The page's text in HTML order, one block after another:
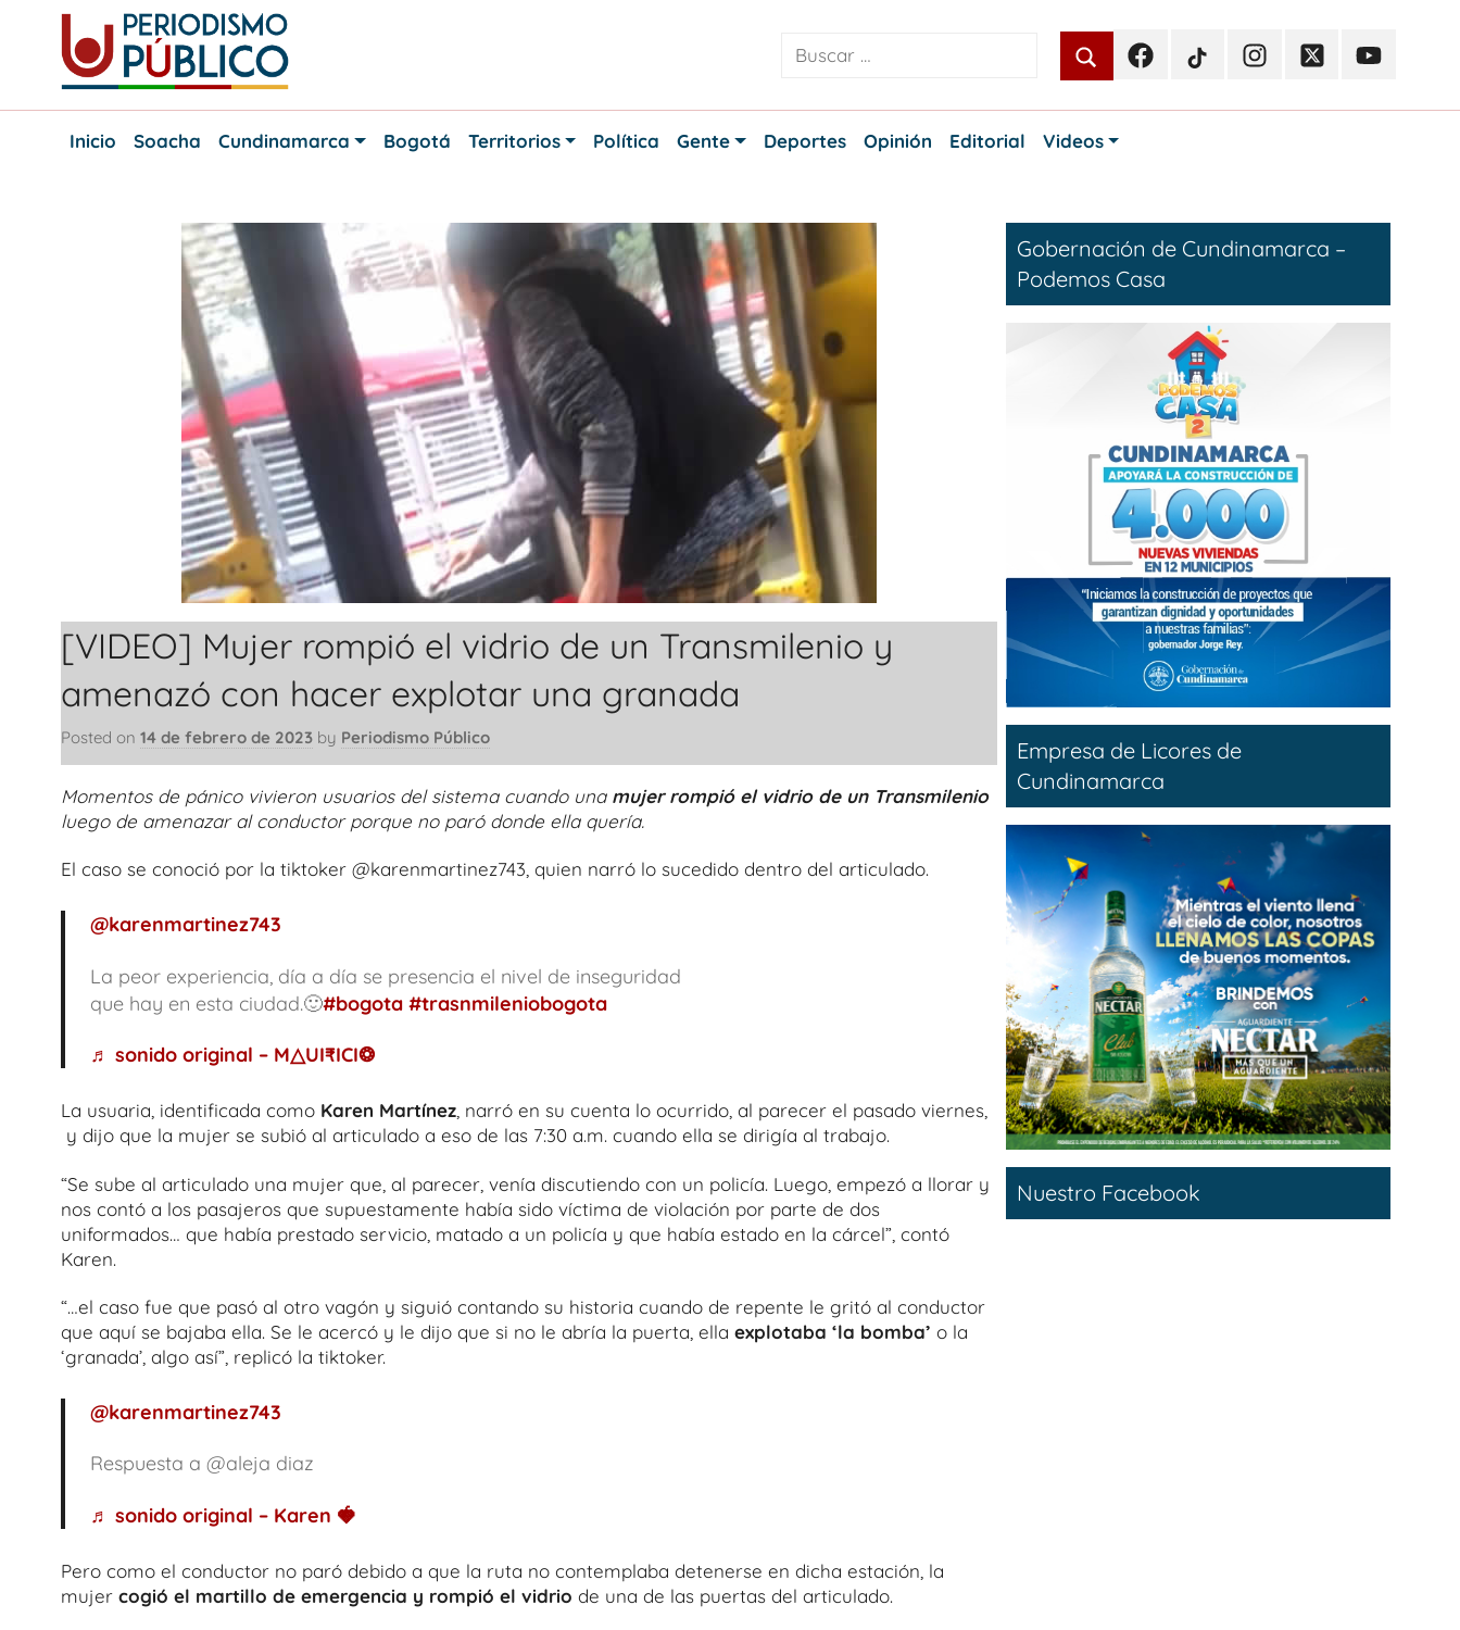
content
Periodismo
Noticias
FacebookTikTokInstagramTwitterYoutube
Inicio
Soacha Cundinamarca Bogotá Territorios Política Gente Deportes Opinión Editorial Videos
[VIDEO] Mujer rompió el vidrio de un Transmilenio y
amenazó con hacer explotar una granada
Posted on 14 de febrero de 2023 by Periodismo Público
Momentos de pánico vivieron usuarios del sistema cuando una mujer rompió el vidrio de un Transmilenio
luego de amenazar al conductor porque no paró donde ella quería.
El caso se conoció por la tiktoker @karenmartinez743, quien narró lo sucedido dentro del articulado.
@karenmartinez743
La peor experiencia, día a día se presencia el nivel de inseguridad
que hay en esta ciudad.🙂#bogota #trasnmileniobogota
♬ sonido original – M△UI₹ICI❂
La usuaria, identificada como Karen Martínez, narró en su cuenta lo ocurrido, al parecer el pasado viernes,
y dijo que la mujer se subió al articulado a eso de las 7:30 a.m. cuando ella se dirigía al trabajo.
“Se sube al articulado una mujer que, al parecer, venía discutiendo con un policía. Luego, empezó a llorar y
nos contó a los pasajeros que supuestamente había sido víctima de violación por parte de dos
uniformados… que había prestado servicio, matado a un policía y que había estado en la cárcel”, contó
Karen.
“…el caso fue que pasó al otro vagón y siguió contando su historia cuando de repente le gritó al conductor
que aquí se bajaba ella. Se le acercó y le dijo que si no le abría la puerta, ella explotaba ‘la bomba’ o la
‘granada’, algo así”, replicó la tiktoker.
@karenmartinez743
Respuesta a @aleja diaz
♬ sonido original – Karen 🍓
Pero como el conductor no paró debido a que la ruta no contemplaba detenerse en dicha estación, la
mujer cogió el martillo de emergencia y rompió el vidrio de una de las puertas del articulado.
Gobernación de Cundinamarca –
Podemos Casa
Empresa de Licores de
Cundinamarca
Nuestro Facebook